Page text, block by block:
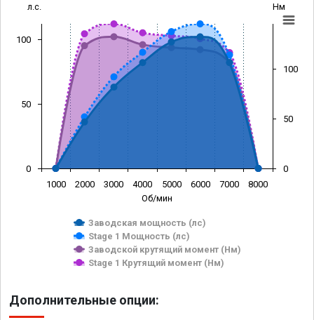
Об/мин
л.с. Нм
Заводская мощность (лс)
Stage 1 Мощность (лс)
Заводской крутящий момент (Нм)
Stage 1 Крутящий момент (Нм)
1000 2000 3000 4000 5000 6000 7000 8000
0
50
100
0
50
100
Дополнительные опции: